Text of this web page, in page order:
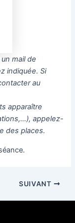
mail de
indiquée. Si
au
apparaître
appelez-
des places.
SUIVANT